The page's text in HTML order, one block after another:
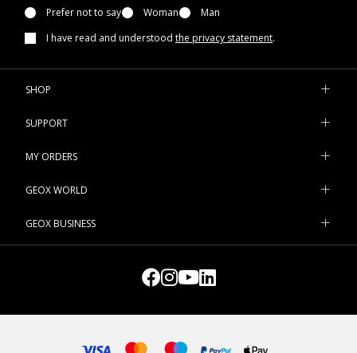
Prefer not to say Woman
Man
I have read and understood the privacy statement.
SHOP
SUPPORT
MY ORDERS
GEOX WORLD
GEOX BUSINESS